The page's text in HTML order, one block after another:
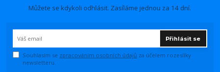
Můžete se kdykoli odhlásit. Zasíláme jednou za 14 dní.
Přihlásit se
Souhlasím se zpracováním osobních údajů za účelem rozesílky
newsletteru.